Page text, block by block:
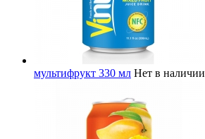
мультифрукт 330 мл Нет в наличии